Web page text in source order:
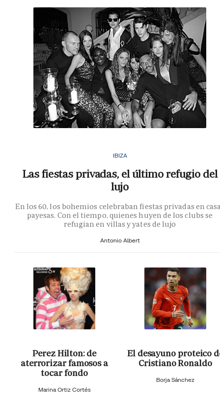
IBIZA
Las fiestas privadas, el último refugio del
lujo
En los 60, los bohemios celebraban fiestas privadas en
payesas. Con el tiempo, quienes huyen de los clubs se
refugian en villas y yates de lujo
Antonio Albert
Perez Hilton: de
aterrorizar famosos a
tocar fondo
Marina Ortiz Cortés
El desayuno proteico
Cristiano Ronaldo
Borja Sánchez